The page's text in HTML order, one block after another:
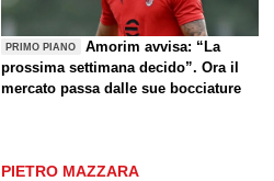
PRIMO PIANO
Amorim avvisa: “La
prossima settimana decido”. Ora il
mercato passa dalle sue bocciature
PIETRO MAZZARA